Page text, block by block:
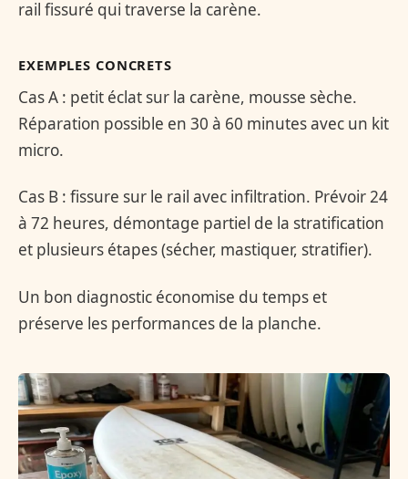
rail fissuré qui traverse la carène.
EXEMPLES CONCRETS
Cas A : petit éclat sur la carène, mousse sèche.
Réparation possible en 30 à 60 minutes avec un kit
micro.
Cas B : fissure sur le rail avec infiltration. Prévoir 24
à 72 heures, démontage partiel de la stratification
et plusieurs étapes (sécher, mastiquer, stratifier).
Un bon diagnostic économise du temps et
préserve les performances de la planche.